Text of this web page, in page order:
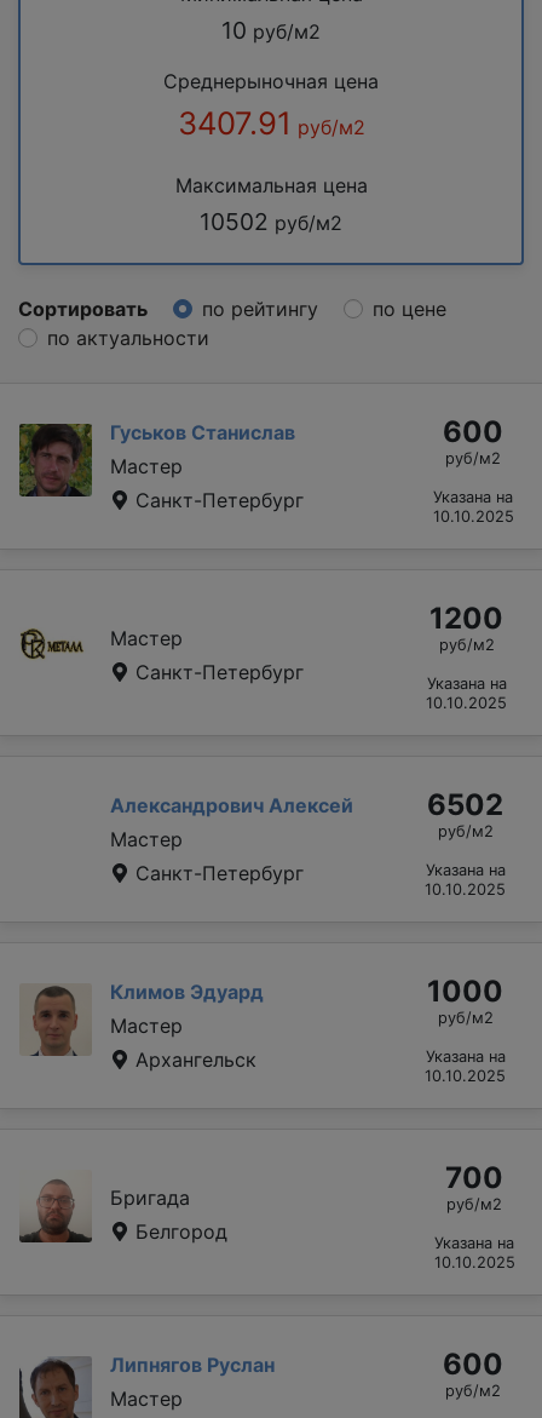
10 руб/м2
Среднерыночная цена
3407.91 руб/м2
Максимальная цена
10502 руб/м2
Сортировать по рейтингу
по цене
по актуальности
Гуськов Станислав
Мастер
Санкт-Петербург
600
руб/м2
Указана на
10.10.2025
Мастер
Санкт-Петербург
1200
руб/м2
Указана на
10.10.2025
Александрович Алексей
Мастер
Санкт-Петербург
6502
руб/м2
Указана на
10.10.2025
Климов Эдуард
Мастер
Архангельск
1000
руб/м2
Указана на
10.10.2025
Бригада
Белгород
700
руб/м2
Указана на
10.10.2025
Липнягов Руслан
Мастер
600
руб/м2